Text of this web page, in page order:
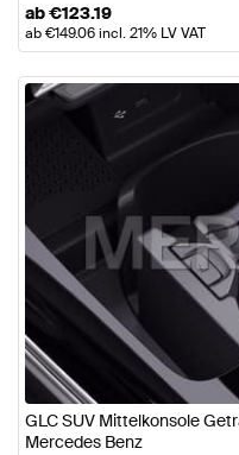
ab€123.19
ab€149.06incl. 21% LV VAT
GLC SUV Mittelkonsole
Mercedes Benz